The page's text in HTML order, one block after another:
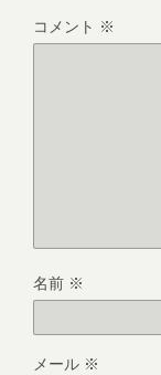
コメント ※
名前 ※
メール ※